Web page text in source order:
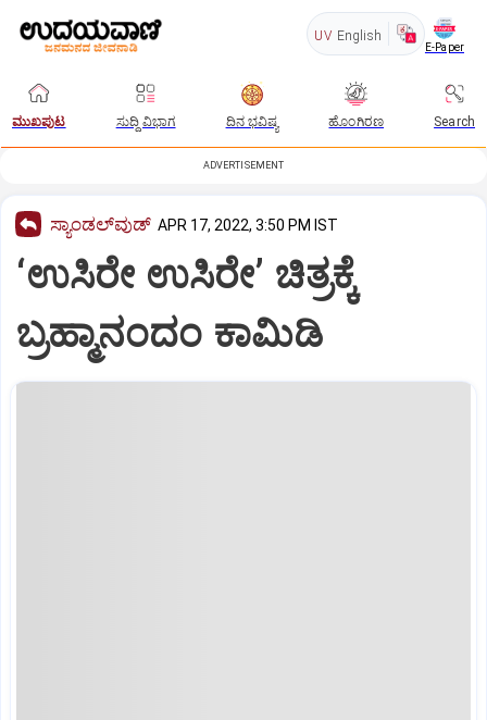
UV English
E-Paper
ಮುಖಪುಟ ಸುದ್ದಿ ವಿಭಾಗ ದಿನ ಭವಿಷ್ಯ ಹೊಂಗಿರಣ Search
ADVERTISEMENT
ಸ್ಯಾಂಡಲ್‌ವುಡ್‌ APR 17, 2022, 3:50 PM IST
‘ಉಸಿರೇ ಉಸಿರೇ’ ಚಿತ್ರಕ್ಕೆ
ಬ್ರಹ್ಮಾನಂದಂ ಕಾಮಿಡಿ